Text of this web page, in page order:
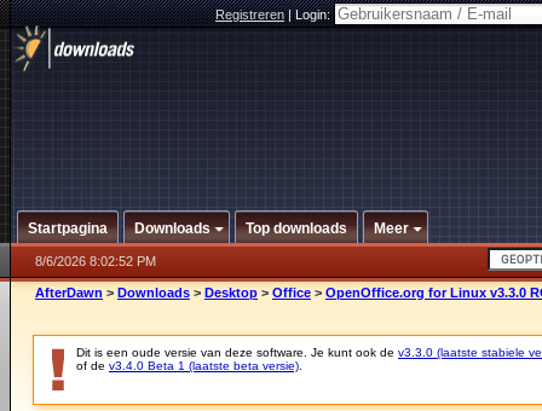
Registreren|Login:
Startpagina Downloads Top downloads Meer
8/6/2026 8:02:52 PM
AfterDawn > Downloads > Desktop > Office > OpenOffice.org for Linux v3.3.0
Dit is een oude versie van deze software. Je kunt ook de v3.3.0 (laatste stabiele
of de v3.4.0 Beta 1 (laatste beta versie)